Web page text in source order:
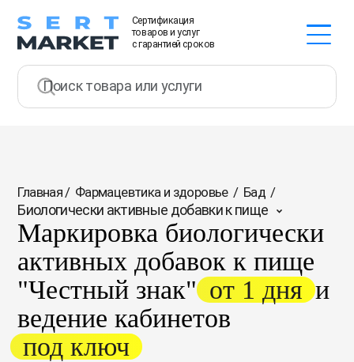
Сертификация
товаров и услуг
с гарантией сроков
Главная / Фармацевтика и здоровье / Бад /
Биологически активные добавки к пище
Маркировка биологически
активных добавок к пище
"Честный знак" от 1 дня и
ведение кабинетов
под ключ